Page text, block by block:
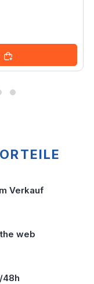
Verkauf
web
48h